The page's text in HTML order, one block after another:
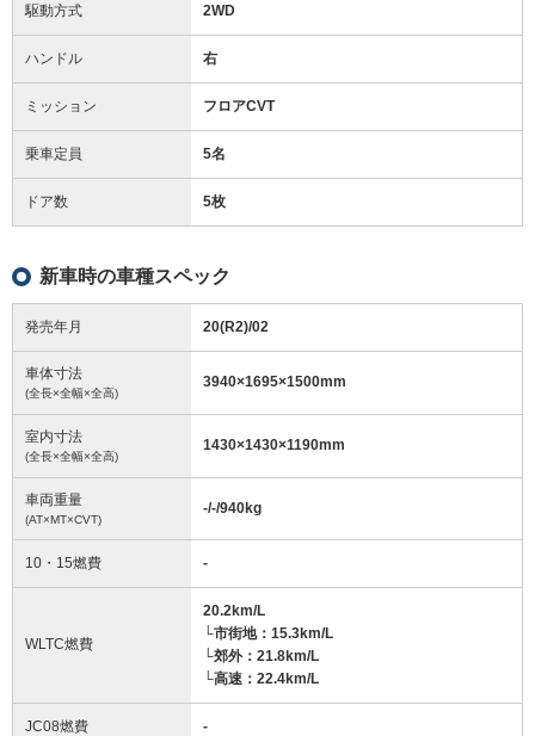
駆動方式 2WD
ハンドル 右
ミッション フロアCVT
乗車定員 5名
ドア数 5枚
新車時の車種スペック
発売年月 20(R2)/02
車体寸法
(全長×全幅×全高)
3940×1695×1500mm
室内寸法
(全長×全幅×全高)
1430×1430×1190mm
車両重量
(AT×MT×CVT)
-/-/940kg
10・15燃費 -
WLTC燃費
20.2km/L
└市街地：15.3km/L
└郊外：21.8km/L
└高速：22.4km/L
JC08燃費 -